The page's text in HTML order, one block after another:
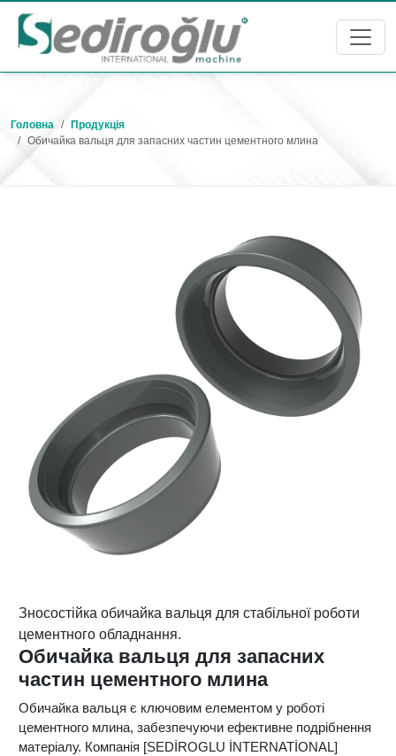
Головна
Продукція
Обичайка вальця для запасних частин цементного млина
Зносостійка обичайка вальця для стабільної роботи
цементного обладнання.
Обичайка вальця для запасних
частин цементного млина
Обичайка вальця є ключовим елементом у роботі
цементного млина, забезпечуючи ефективне подрібнення
матеріалу. Компанія [SEDİROGLU İNTERNATİONAL]